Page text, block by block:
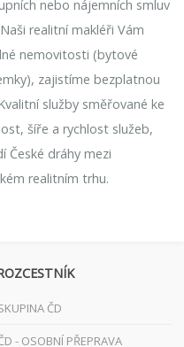
nebo nájemních smluv
realitní makléři Vám
nemovitosti (bytové
zajistíme bezplatnou
služby směřované ke
šíře a rychlost služeb,
České dráhy mezi
realitním trhu.
ČD
- OSOBNÍ PŘEPRAVA